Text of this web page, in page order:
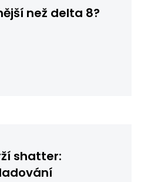
než delta 8?
shatter: